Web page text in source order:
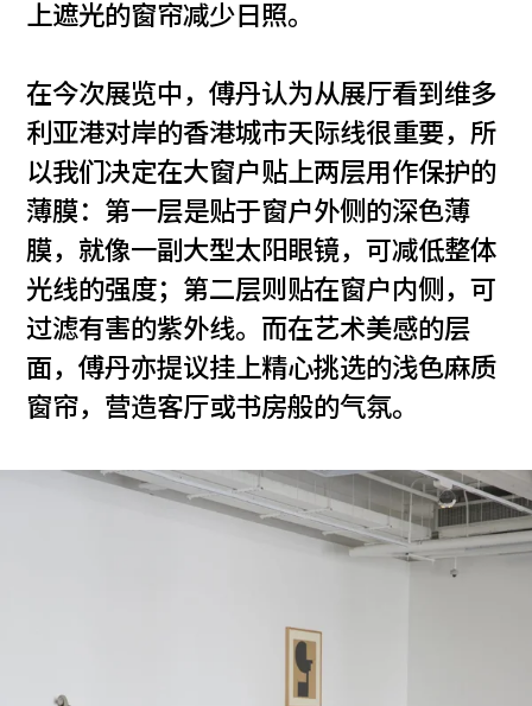
上遮光的窗帘减少日照。
在今次展览中，傅丹认为从展厅看到维多
利亚港对岸的香港城市天际线很重要，所
以我们决定在大窗户贴上两层用作保护的
薄膜：第一层是贴于窗户外侧的深色薄
膜，就像一副大型太阳眼镜，可减低整体
光线的强度；第二层则贴在窗户内侧，可
过滤有害的紫外线。而在艺术美感的层
面，傅丹亦提议挂上精心挑选的浅色麻质
窗帘，营造客厅或书房般的气氛。